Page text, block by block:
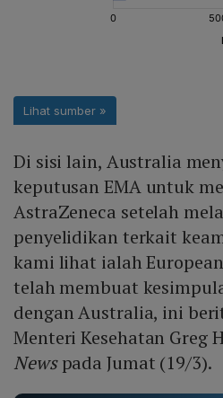
Di sisi lain, Australia
keputusan EMA untuk
AstraZeneca setelah
penyelidikan terkait
kami lihat ialah
telah membuat
dengan Australia, ini
Menteri Kesehatan Greg
Newspada Jumat (19/3).